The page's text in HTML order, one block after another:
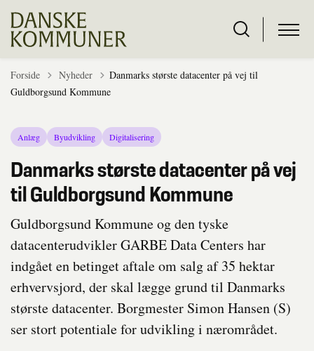
Forside Tilbage til
Nyheder
Danmarks største datacenter på vej til
Guldborgsund Kommune
Anlæg Byudvikling Digitalisering
Danmarks største datacenter på vej
til Guldborgsund Kommune
Guldborgsund Kommune og den tyske
datacenterudvikler GARBE Data Centers har
indgået en betinget aftale om salg af 35 hektar
erhvervsjord, der skal lægge grund til Danmarks
største datacenter. Borgmester Simon Hansen (S)
ser stort potentiale for udvikling i nærområdet.